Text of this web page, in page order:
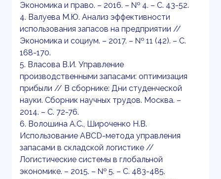
Экономика и право. – 2016. – № 4. – С. 43-52.
4. Валуева М.Ю. Анализ эффективности
использования запасов на предприятии //
Экономика и социум. – 2017. – № 11 (42). – С.
168-170.
5. Власова В.И. Управление
производственными запасами: оптимизация
прибыли // В сборнике: Дни студенческой
науки. Сборник научных трудов. Москва. –
2014. – С. 72-76.
6. Волошина А.С., Широченко Н.В.
Использование АВСD-метода управления
запасами в складской логистике //
Логистические системы в глобальной
экономике. – 2015. – № 5. – С. 483-485.